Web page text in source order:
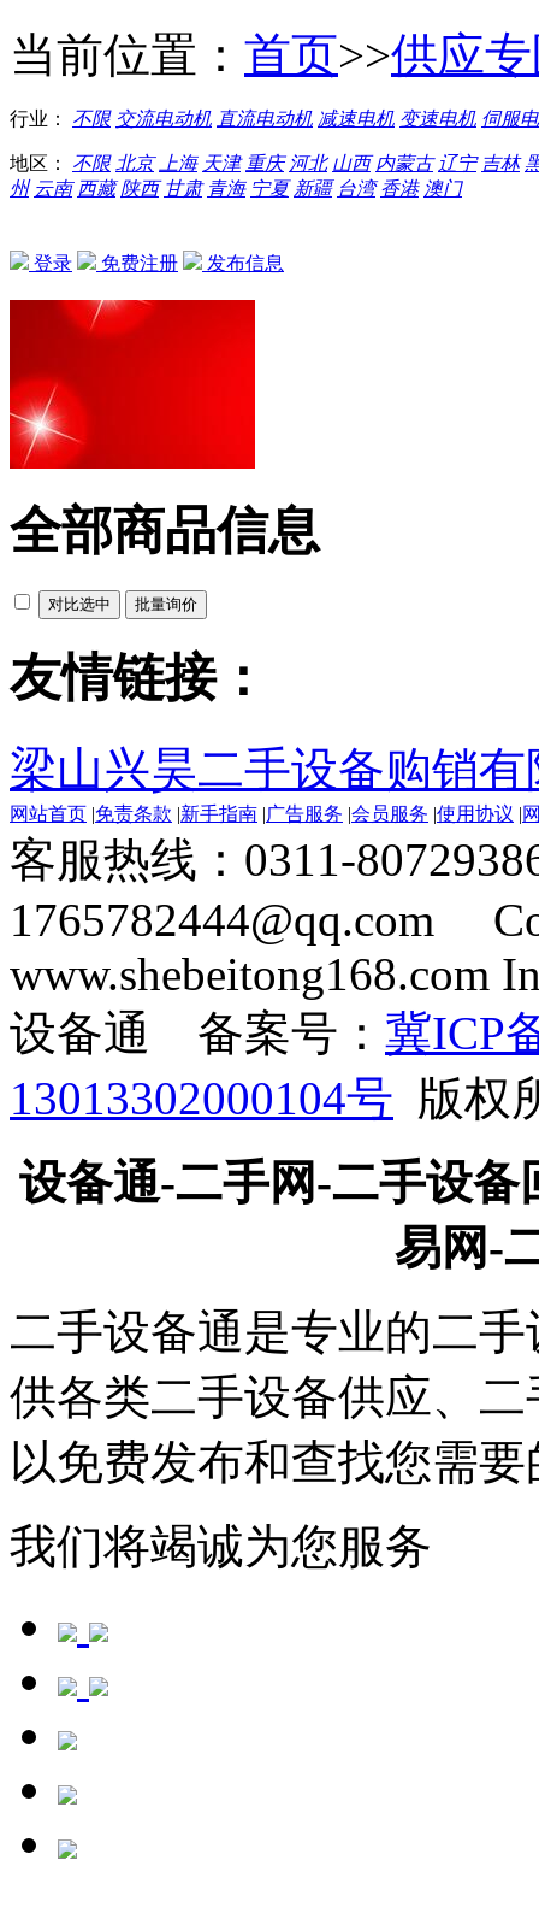
当前位置： 首页>>供应
行业： 不限 交流电动机 直流电动机 减速电机 变速电机 伺服
地区： 不限 北京 上海 天津 重庆 河北 山西 内蒙古 辽宁 吉林
州 云南 西藏 陕西 甘肃 青海 宁夏 新疆 台湾 香港 澳门
登录 免费注册 发布信息
全部商品信息
友情链接：
梁山兴昊二手设备购销有
网站首页 |免责条款 |新手指南 |广告服务 |会员服务 |使用协议 |
客服热线：0311-
1765782444@qq.com
www.shebeitong168.com
设备通 备案号： 冀ICP
13013302000104号 版权
设备通-二手网-二手设
易网-
二手设备通是专业的二
供各类二手设备供应、
以免费发布和查找您需
我们将竭诚为您服务